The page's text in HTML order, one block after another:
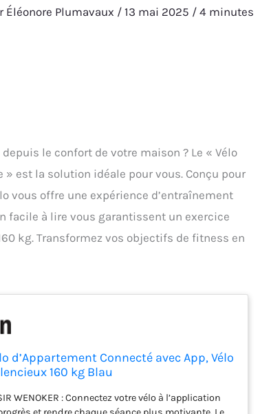
Éléonore Plumavaux /13 mai 2025 /4 minutes
le confort de votre maison ? Le « Vélo
est la solution idéale pour vous. Conçu pour
vous offre une expérience d’entraînement
facile à lire vous garantissent un exercice
kg. Transformez vos objectifs de fitness en
d’Appartement Connecté avec App, Vélo
160 kg Blau
WENOKER : Connectez votre vélo à l’application